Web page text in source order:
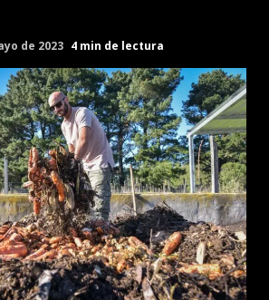
de 2023 4 min de lectura